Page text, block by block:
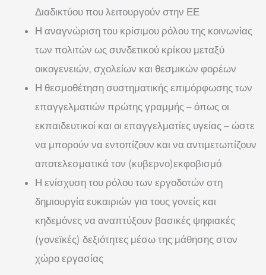
Διαδικτύου που λειτουργούν στην ΕΕ
Η αναγνώριση του κρίσιμου ρόλου της κοινωνίας
των πολιτών ως συνδετικού κρίκου μεταξύ
οικογενειών, σχολείων και θεσμικών φορέων
Η θεσμοθέτηση συστηματικής επιμόρφωσης των
επαγγελματιών πρώτης γραμμής – όπως οι
εκπαιδευτικοί και οι επαγγελματίες υγείας – ώστε
να μπορούν να εντοπίζουν και να αντιμετωπίζουν
αποτελεσματικά τον (κυβερνο)εκφοβισμό
Η ενίσχυση του ρόλου των εργοδοτών στη
δημιουργία ευκαιριών για τους γονείς και
κηδεμόνες να αναπτύξουν βασικές ψηφιακές
(γονεϊκές) δεξιότητες μέσω της μάθησης στον
χώρο εργασίας